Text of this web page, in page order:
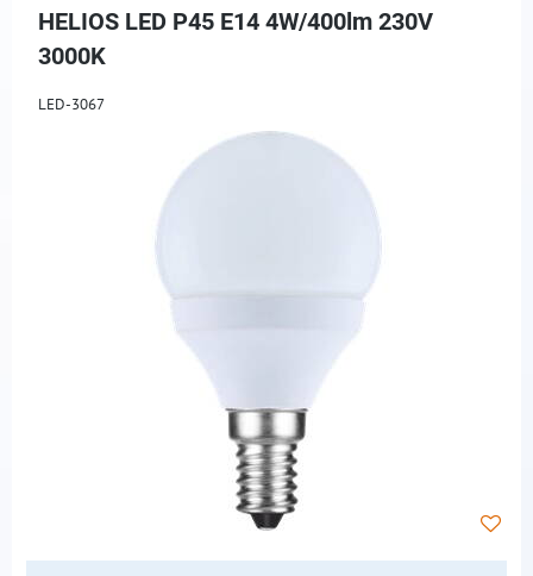
HELIOS LED P45 E14 4W/400lm 230V
3000K
LED-3067